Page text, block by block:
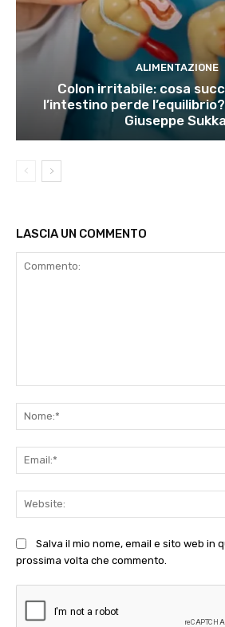
ALIMENTAZIONE
Colon irritabile: cosa
l’intestino perde
Giuseppe
LASCIA UN COMMENTO
Salva il mio nome, email e sito web in
prossima volta che commento.